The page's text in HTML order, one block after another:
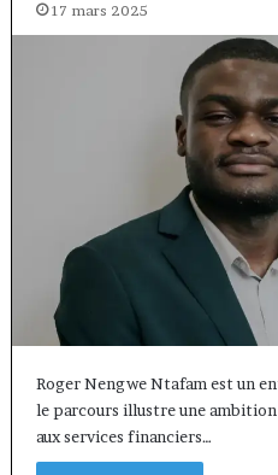
17 mars 2025
Roger Nengwe Ntafam est un
le parcours illustre une
aux services financiers…